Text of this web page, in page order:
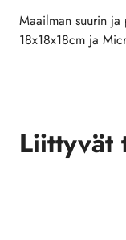
Maailman suurin
18x18x18cm ja
Liittyvät